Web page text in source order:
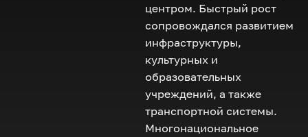
центром. Быстрый рост
сопровождался развитием
инфраструктуры,
культурных и
образовательных
учреждений, а также
транспортной системы.
Многонациональное